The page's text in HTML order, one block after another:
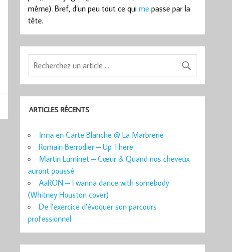
même). Bref, d’un peu tout ce quime passe par la
tête.
ARTICLES RÉCENTS
Irma en Carte Blanche @ La Marbrerie
Romain Berrodier – Up There
Martin Luminet – Cœur & Quand nos cheveux
auront poussé
AaRON – I wanna dance with somebody
(Whitney Houston cover)
De l’exercice d’évoquer son parcours
professionnel